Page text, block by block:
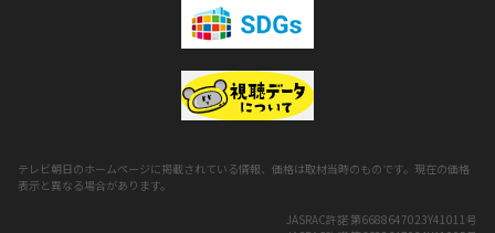
テレビ朝日のホームページに掲載されている情報、価格は取材当時のものです。現在の価格
表示と異なる場合があります。
JASRAC許諾 第6688647023Y41011号